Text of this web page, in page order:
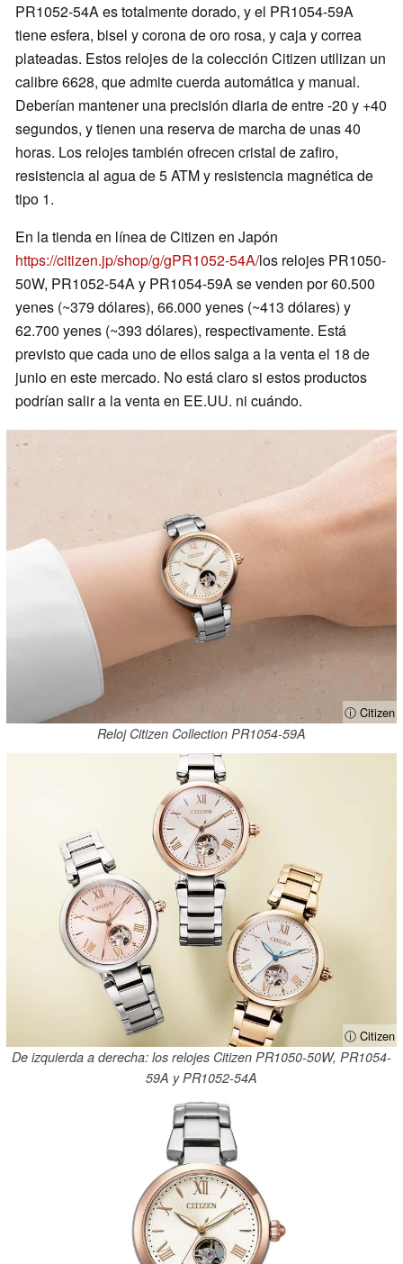
PR1052-54A es totalmente dorado, y el PR1054-59A
tiene esfera, bisel y corona de oro rosa, y caja y correa
plateadas. Estos relojes de la colección Citizen utilizan un
calibre 6628, que admite cuerda automática y manual.
Deberían mantener una precisión diaria de entre -20 y +40
segundos, y tienen una reserva de marcha de unas 40
horas. Los relojes también ofrecen cristal de zafiro,
resistencia al agua de 5 ATM y resistencia magnética de
tipo 1.
En la tienda en línea de Citizen en Japón
https://citizen.jp/shop/g/gPR1052-54A/los relojes PR1050-
50W, PR1052-54A y PR1054-59A se venden por 60.500
yenes (~379 dólares), 66.000 yenes (~413 dólares) y
62.700 yenes (~393 dólares), respectivamente. Está
previsto que cada uno de ellos salga a la venta el 18 de
junio en este mercado. No está claro si estos productos
podrían salir a la venta en EE.UU. ni cuándo.
ⓘ Citizen
Reloj Citizen Collection PR1054-59A
ⓘ Citizen
De izquierda a derecha: los relojes Citizen PR1050-50W, PR1054-
59A y PR1052-54A